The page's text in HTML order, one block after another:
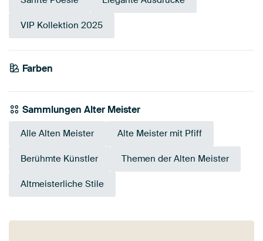
VIP Kollektion 2025
Farben
Braun
Beige
Sammlungen Alter Meister
Alle Alten Meister Alte Meister mit Pfiff
Berühmte Künstler Themen der Alten Meister
Altmeisterliche Stile